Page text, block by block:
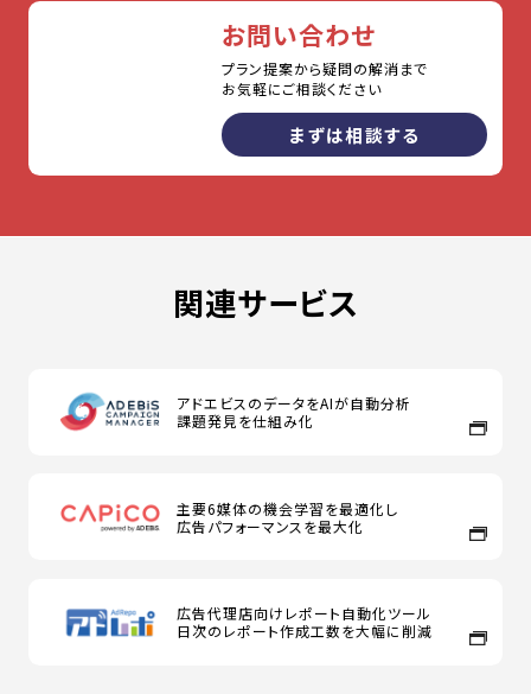
お問い合わせ
プラン提案から疑問の解消まで
お気軽にご相談ください
まずは相談する
関連サービス
アドエビスのデータをAIが自動分析
課題発見を仕組み化
主要6媒体の機会学習を最適化し
広告パフォーマンスを最大化
広告代理店向けレポート自動化ツール
日次のレポート作成工数を大幅に削減